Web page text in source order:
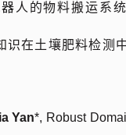
人的物料搬运系
识在土壤肥料检测
Yan*, Robust